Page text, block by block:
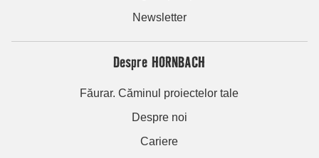
Newsletter
Despre HORNBACH
Făurar. Căminul proiectelor tale
Despre noi
Cariere